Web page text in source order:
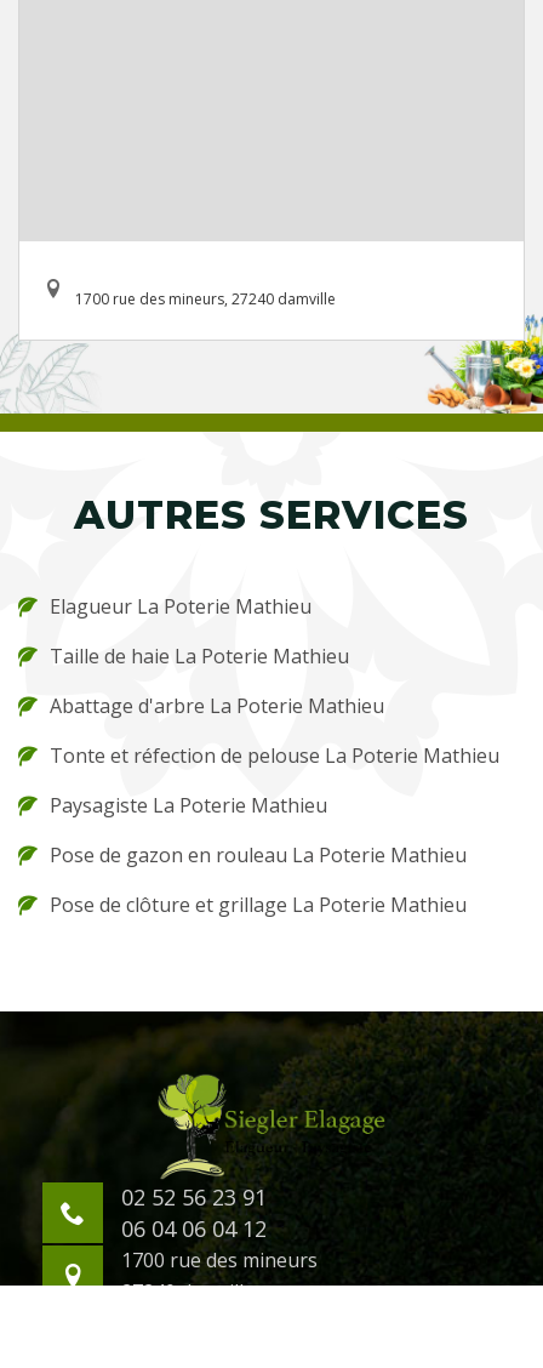
1700 rue des mineurs, 27240 damville
AUTRES SERVICES
Elagueur La Poterie Mathieu
Taille de haie La Poterie Mathieu
Abattage d'arbre La Poterie Mathieu
Tonte et réfection de pelouse La Poterie Mathieu
Paysagiste La Poterie Mathieu
Pose de gazon en rouleau La Poterie Mathieu
Pose de clôture et grillage La Poterie Mathieu
02 52 56 23 91
06 04 06 04 12
1700 rue des mineurs
27240 damville